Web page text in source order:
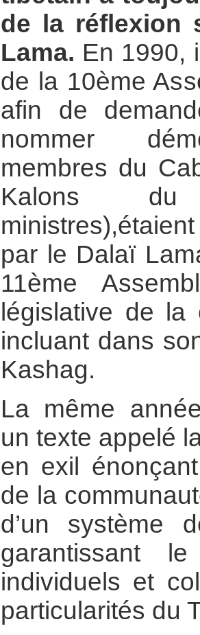
de la réflexion
Lama. En 1990,
de la 10ème
afin de
nommer
membres du
Kalons
par le Dalaï
11ème
législative de la
incluant dans
Kashag.
La même
un texte appelé
en exil
de la
d’un système
garantissant
individuels et
particularités du